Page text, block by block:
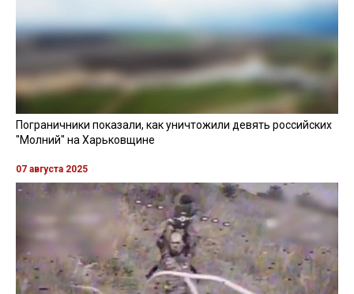
Пограничники показали, как уничтожили девять российских
"Молний" на Харьковщине
07 августа 2025